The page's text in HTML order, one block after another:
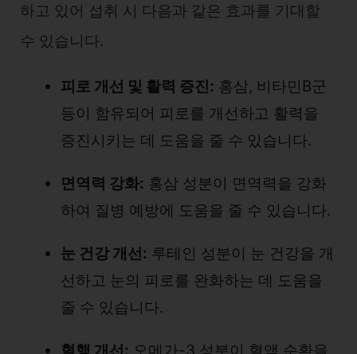
하고 있어 섭취 시 다음과 같은 효과를 기대할
수 있습니다.
피로 개선 및 활력 증진: 홍삼, 비타민B군
등이 함유되어 피로를 개선하고 활력을
증진시키는 데 도움을 줄 수 있습니다.
면역력 강화: 홍삼 성분이 면역력을 강화
하여 질병 예방에 도움을 줄 수 있습니다.
눈 건강 개선: 루테인 성분이 눈 건강을 개
선하고 눈의 피로를 완화하는 데 도움을
줄 수 있습니다.
혈행 개선: 오메가-3 성분이 혈액 순환을